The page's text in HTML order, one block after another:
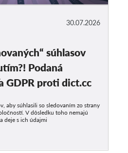
30.07.2026
súhlasov
Podaná
GDPR proti dict.cc
aby súhlasili so sledovaním zo strany
V dôsledku toho nemajú
deje s ich údajmi